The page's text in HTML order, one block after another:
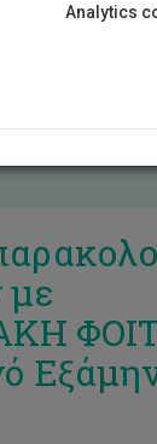
Analytics